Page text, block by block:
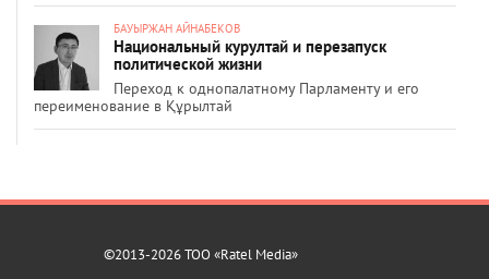
БАУЫРЖАН АЙНАБЕКОВ
Национальный курултай и перезапуск
политической жизни
Переход к однопалатному Парламенту и его
переименование в Құрылтай
©2013-2026 ТОО «Ratel Media»